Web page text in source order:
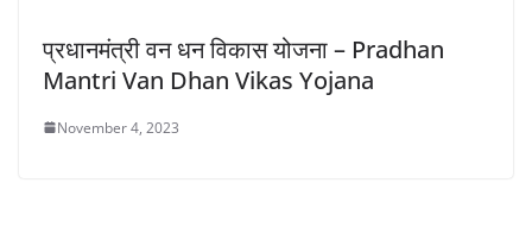
प्रधानमंत्री वन धन विकास योजना – Pradhan
Mantri Van Dhan Vikas Yojana
November 4, 2023